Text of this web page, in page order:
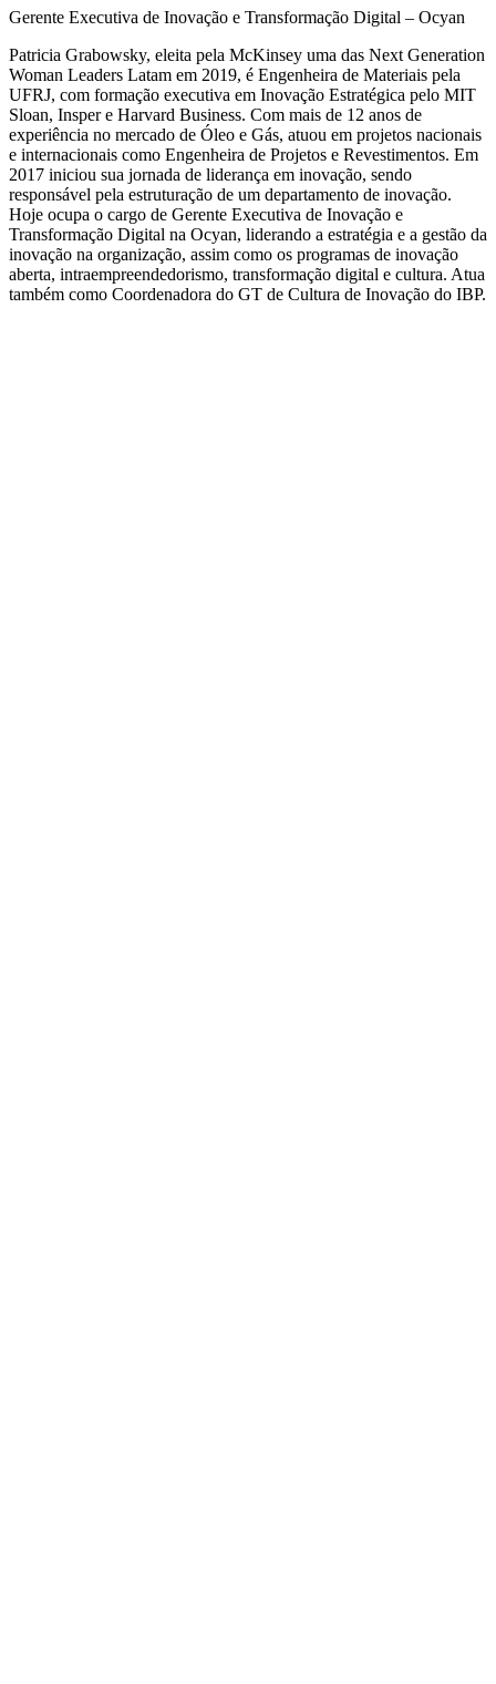
Gerente Executiva de Inovação e Transformação Digital – Ocyan
Patricia Grabowsky, eleita pela McKinsey uma das Next Generation
Woman Leaders Latam em 2019, é Engenheira de Materiais pela
UFRJ, com formação executiva em Inovação Estratégica pelo MIT
Sloan, Insper e Harvard Business. Com mais de 12 anos de
experiência no mercado de Óleo e Gás, atuou em projetos nacionais
e internacionais como Engenheira de Projetos e Revestimentos. Em
2017 iniciou sua jornada de liderança em inovação, sendo
responsável pela estruturação de um departamento de inovação.
Hoje ocupa o cargo de Gerente Executiva de Inovação e
Transformação Digital na Ocyan, liderando a estratégia e a gestão da
inovação na organização, assim como os programas de inovação
aberta, intraempreendedorismo, transformação digital e cultura. Atua
também como Coordenadora do GT de Cultura de Inovação do IBP.